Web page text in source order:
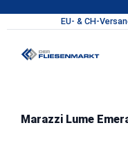
Zum Hauptinhalt
Marazzi Lume